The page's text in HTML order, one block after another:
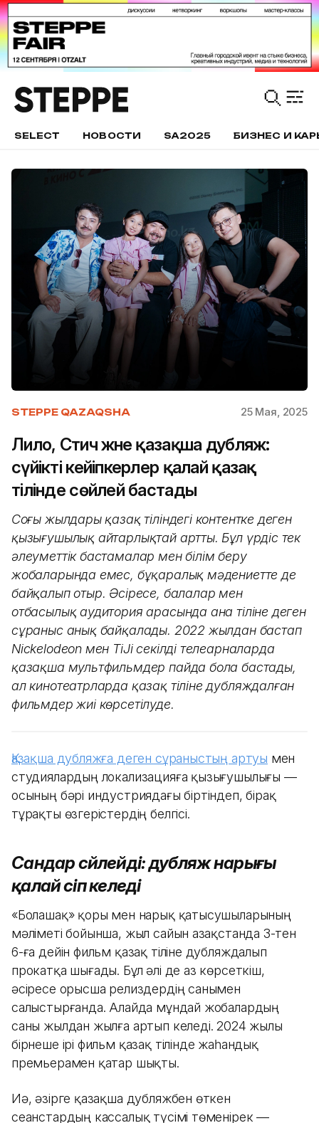
SELECT НОВОСТИ SA2025 БИЗНЕС И
STEPPE QAZAQSHA 25 Мая, 2025
Лило, Стич және қазақша дубляж:
сүйікті кейіпкерлер қалай қазақ
тілінде сөйлей бастады
Соңғы жылдары қазақ тіліндегі контентке деген
қызығушылық айтарлықтай артты. Бұл үрдіс тек
әлеуметтік бастамалар мен білім беру
жобаларында емес, бұқаралық мәдениетте де
байқалып отыр. Әсіресе, балалар мен
отбасылық аудитория арасында ана тіліне деген
сұраныс анық байқалады. 2022 жылдан бастап
Nickelodeon мен TiJi секілді телеарналарда
қазақша мультфильмдер пайда бола бастады,
ал кинотеатрларда қазақ тіліне дубляждалған
фильмдер жиі көрсетілуде.
Қазақша дубляжға деген сұраныстың артуы мен
студиялардың локализацияға қызығушылығы —
осының бәрі индустриядағы біртіндеп, бірақ
тұрақты өзгерістердің белгісі.
Сандар сөйлейді: дубляж нарығы
қалай өсіп келеді
«Болашақ» қоры мен нарық қатысушыларының
мәліметі бойынша, жыл сайын Қазақстанда 3-тен
6-ға дейін фильм қазақ тіліне дубляждалып
прокатқа шығады. Бұл әлі де аз көрсеткіш,
әсіресе орысша релиздердің санымен
салыстырғанда. Алайда мұндай жобалардың
саны жылдан жылға артып келеді. 2024 жылы
бірнеше ірі фильм қазақ тілінде жаһандық
премьерамен қатар шықты.
Иә, әзірге қазақша дубляжбен өткен
сеанстардың кассалық түсімі төменірек —